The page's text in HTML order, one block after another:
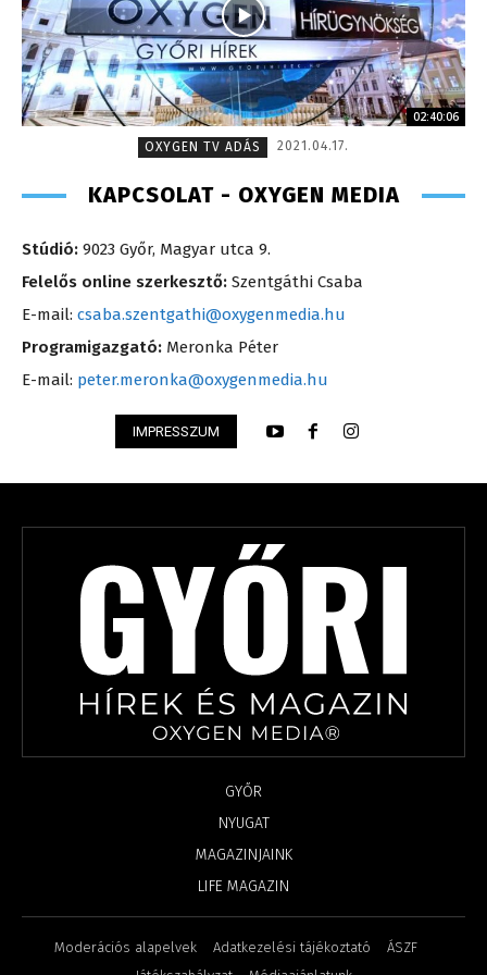
02:40:06
OXYGEN TV ADÁS
2021.04.17.
KAPCSOLAT - OXYGEN MEDIA
Stúdió: 9023 Győr, Magyar utca 9.
Felelős online szerkesztő: Szentgáthi Csaba
E-mail: csaba.szentgathi@oxygenmedia.hu
Programigazgató: Meronka Péter
E-mail: peter.meronka@oxygenmedia.hu
IMPRESSZUM
GYŐR
NYUGAT
MAGAZINJAINK
LIFE MAGAZIN
Moderációs alapelvek Adatkezelési tájékoztató
ÁSZF